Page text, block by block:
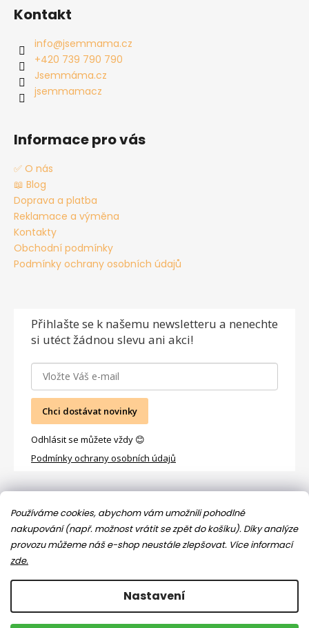
Používáme cookies, abychom vám umožnili pohodlné
nakupování (např. možnost vrátit se zpět do košíku). Díky analýze
provozu můžeme náš e-shop neustále zlepšovat. Více informací
zde.
Nastavení
Kontakt
info@jsemmama.cz
+420 739 790 790
Jsemmáma.cz
jsemmamacz
Informace pro vás
✅ O nás
📖 Blog
Doprava a platba
Reklamace a výměna
Kontakty
Obchodní podmínky
Podmínky ochrany osobních údajů
Přihlašte se k našemu newsletteru a nenechte
si utéct žádnou slevu ani akci!
Chci dostávat novinky
Odhlásit se můžete vždy 😊
Podmínky ochrany osobních údajů
Facebook